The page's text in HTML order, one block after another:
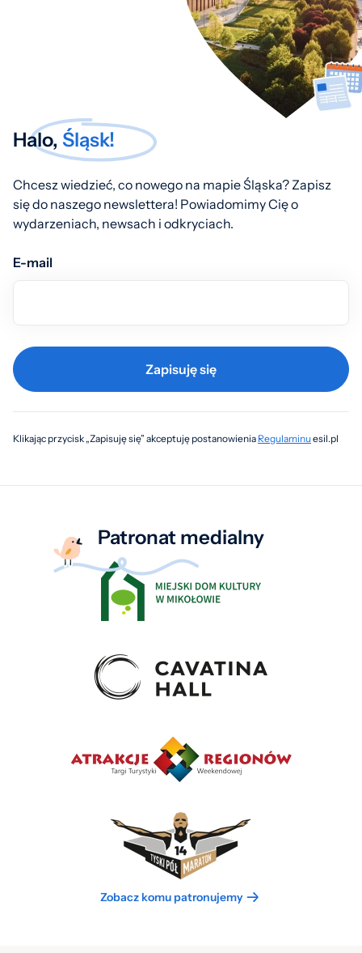
Halo, Śląsk!
Chcesz wiedzieć, co nowego na mapie Śląska? Zapisz
się do naszego newslettera! Powiadomimy Cię o
wydarzeniach, newsach i odkryciach.
E-mail
Zapisuję się
Klikając przycisk „Zapisuję się” akceptuję postanowienia Regulaminuesil.pl
Patronat medialny
Zobacz komu patronujemy